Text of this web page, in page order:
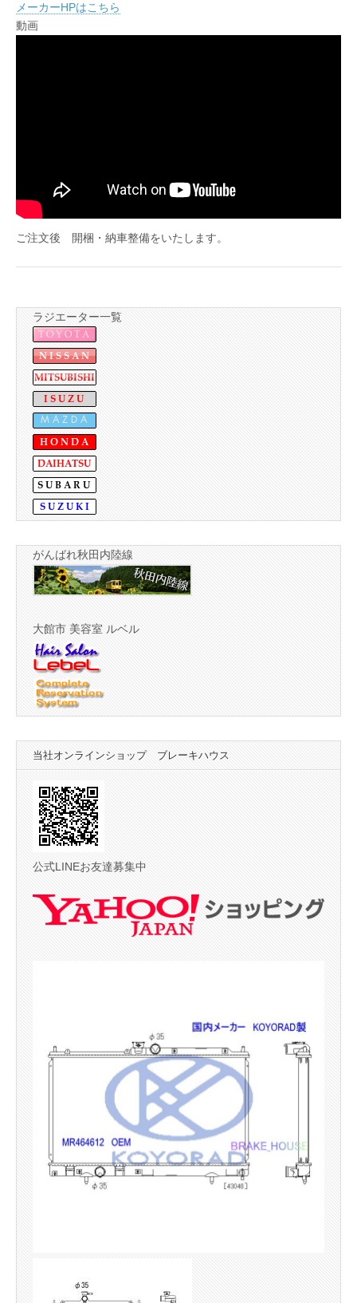
メーカーHPはこちら
動画
ご注文後 開梱・納車整備をいたします。
ラジエーター一覧
がんばれ秋田内陸線
大館市 美容室 ルベル
当社オンラインショップ ブレーキハウス
公式LINEお友達募集中